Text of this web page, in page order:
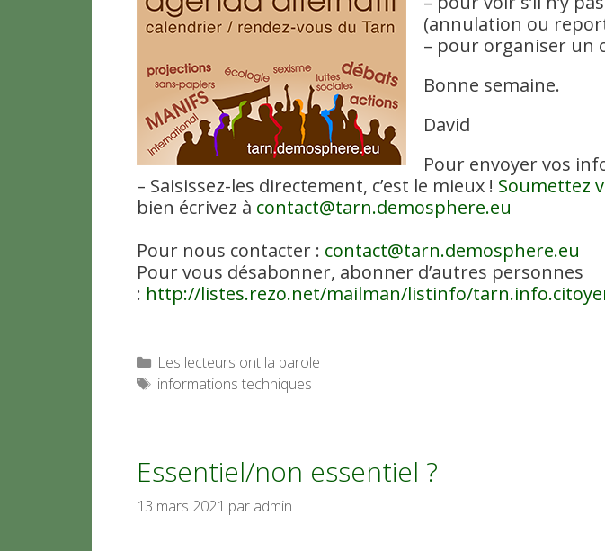
(annulation ou
– pour organiser un
Bonne semaine.
David
Pour envoyer vos
– Saisissez-les directement, c’est le mieux ! Soumettez
bien écrivez à contact@tarn.demosphere.eu
Pour nous contacter : contact@tarn.demosphere.eu
Pour vous désabonner, abonner d’autres personnes
: http://listes.rezo.net/mailman/listinfo/
Catégories
Les lecteurs ont la parole
Étiquettes
informations techniques
Essentiel/non essentiel ?
13 mars 2021 par admin